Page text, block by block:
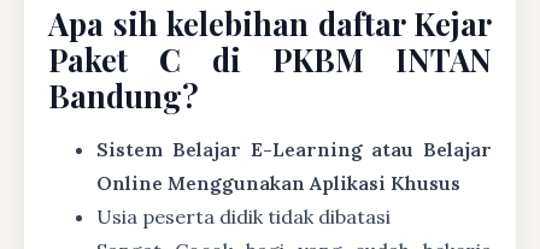
Apa sih kelebihan daftar Kejar
Paket C di PKBM INTAN
Bandung?
Sistem Belajar E-Learning atau Belajar
Online Menggunakan Aplikasi Khusus
Usia peserta didik tidak dibatasi